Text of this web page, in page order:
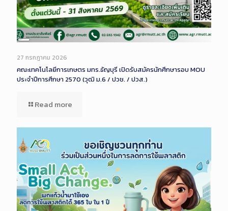
Long
Description
27 กรกฎาคม 2026
คณะเทคโนโลยีการเกษตร มทร.ธัญบุรี เปิดรับสมัครนักศึกษารอบ MOU
ประจำปีการศึกษา 2570 (วุฒิ ม.6 / ปวช. / ปวส.)
Read more